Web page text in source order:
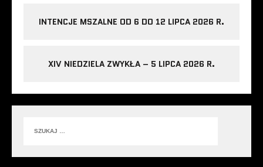
INTENCJE MSZALNE OD 6 DO 12 LIPCA 2026 R.
XIV NIEDZIELA ZWYKŁA – 5 LIPCA 2026 R.